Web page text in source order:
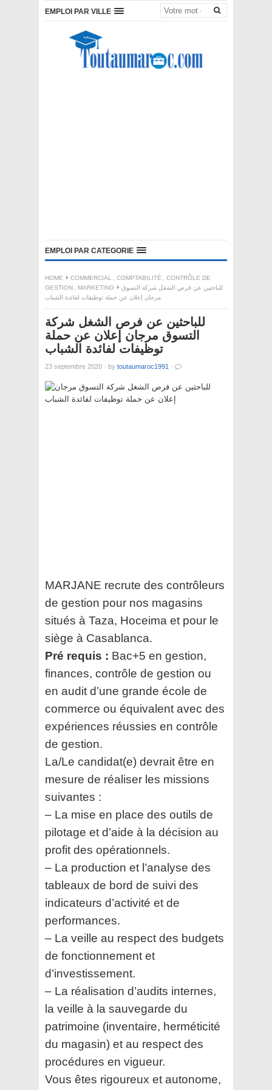
EMPLOI PAR VILLE
EMPLOI PAR CATEGORIE
HOME COMMERCIAL , COMPTABILITÉ , CONTRÔLE DE
GESTION , MARKETING
للباحثين عن فرص الشغل شركة التسوق
مرجان إعلان عن حملة توظيفات لفائدة الشباب
للباحثين عن فرص الشغل شركة
التسوق مرجان إعلان عن حملة
توظيفات لفائدة الشباب
23 septembre 2020 · by toutaumaroc1991 ·
MARJANE recrute des contrôleurs
de gestion pour nos magasins
situés à Taza, Hoceima et pour le
siège à Casablanca.
Pré requis : Bac+5 en gestion,
finances, contrôle de gestion ou
en audit d’une grande école de
commerce ou équivalent avec des
expériences réussies en contrôle
de gestion.
La/Le candidat(e) devrait être en
mesure de réaliser les missions
suivantes :
– La mise en place des outils de
pilotage et d’aide à la décision au
profit des opérationnels.
– La production et l’analyse des
tableaux de bord de suivi des
indicateurs d’activité et de
performances.
– La veille au respect des budgets
de fonctionnement et
d’investissement.
– La réalisation d’audits internes,
la veille à la sauvegarde du
patrimoine (inventaire, herméticité
du magasin) et au respect des
procédures en vigueur.
Vous êtes rigoureux et autonome,